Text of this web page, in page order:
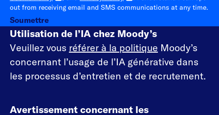
out from receiving email and SMS communications at any time.
Soumettre
Utilisation de l’IA chez Moody’s
Veuillez vous référer à la politique Moody’s
concernant l’usage de l’IA générative dans
les processus d’entretien et de recrutement.
Avertissement concernant les